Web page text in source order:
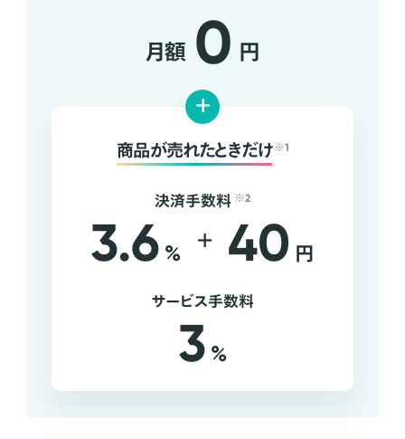
月額 0 円
+
商品が売れたときだけ ※1
決済手数料 ※2
3.6 % + 40 円
サービス手数料
3 %